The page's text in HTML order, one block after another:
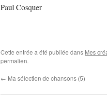
Paul Cosquer
Cette entrée a été publiée dans Mes
permalien.
← Ma sélection de chansons (5)